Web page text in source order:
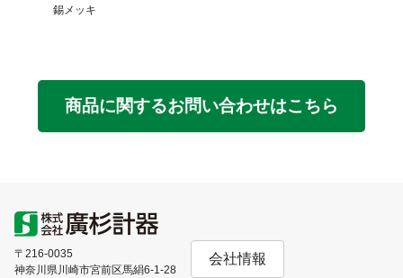
錫メッキ
商品に関するお問い合わせはこちら
〒216-0035
神奈川県川崎市宮前区馬絹6-1-28
会社情報